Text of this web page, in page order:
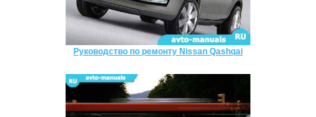
Руководство по ремонту Nissan Qashqai